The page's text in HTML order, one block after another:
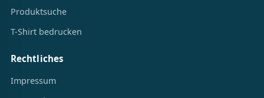
Produktsuche
T-Shirt bedrucken
Rechtliches
Impressum